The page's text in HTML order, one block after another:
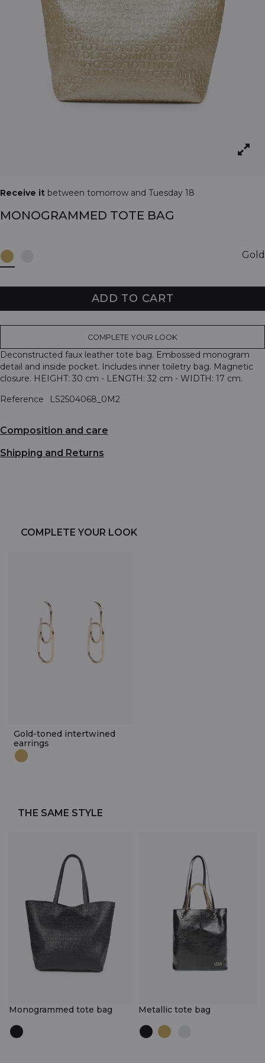
Receive it between tomorrow and Tuesday 18
MONOGRAMMED TOTE BAG
Gold
ADD TO CART
COMPLETE YOUR LOOK
Deconstructed faux leather tote bag. Embossed monogram
detail and inside pocket. Includes inner toiletry bag. Magnetic
closure. HEIGHT: 30 cm - LENGTH: 32 cm - WIDTH: 17 cm.
Reference
LS2504068_0M2
Composition and care
Shipping and Returns
COMPLETE YOUR LOOK
Gold-toned intertwined
earrings
THE SAME STYLE
Monogrammed tote bag Metallic tote bag